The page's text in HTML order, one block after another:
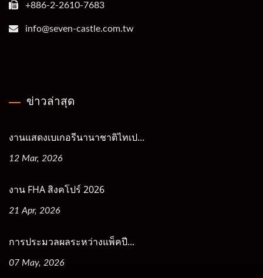
+886-2-2610-7683
info@seven-castle.com.tw
ข่าวล่าสุด
งานแสดงเบเกอรีนานาชาติไทเป...
12 Mar, 2026
งาน FHA สิงคโปร์ 2026
21 Apr, 2026
การประมวลผลระหว่างแพ็คปี...
07 May, 2026